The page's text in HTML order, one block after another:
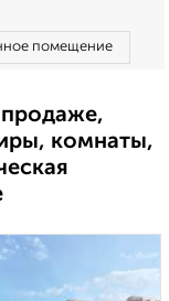
помещение
комнаты,